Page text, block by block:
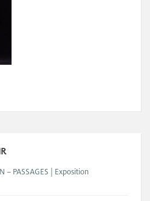
– PASSAGES | Exposition